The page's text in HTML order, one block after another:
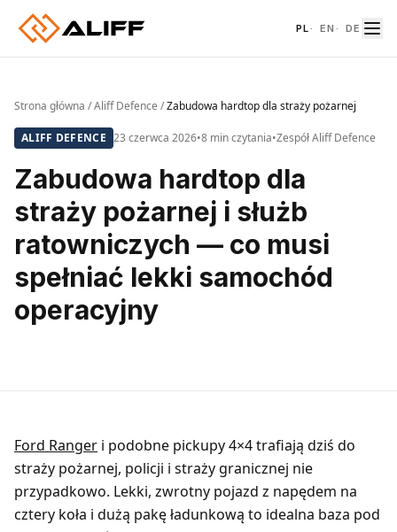
PL · EN · DE
Strona główna /Aliff Defence /Zabudowa hardtop dla straży pożarnej
ALIFF DEFENCE 23 czerwca 2026•8 min czytania•Zespół Aliff Defence
Zabudowa hardtop dla
straży pożarnej i służb
ratowniczych — co musi
spełniać lekki samochód
operacyjny
Ford Ranger i podobne pickupy 4×4 trafiają dziś do
straży pożarnej, policji i straży granicznej nie
przypadkowo. Lekki, zwrotny pojazd z napędem na
cztery koła i dużą pakę ładunkową to idealna baza pod